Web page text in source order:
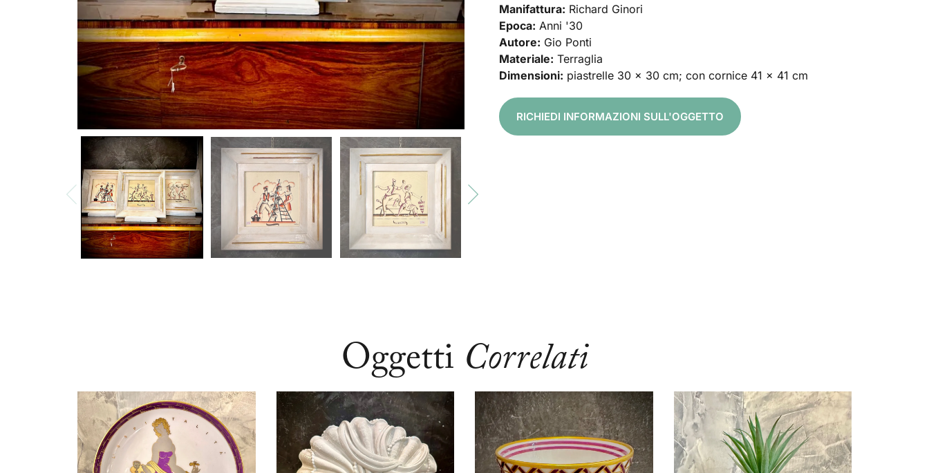
Manifattura: Richard Ginori
Epoca: Anni '30
Autore: Gio Ponti
Materiale: Terraglia
Dimensioni: piastrelle 30 x 30 cm; con cornice 41 x 41 cm
RICHIEDI INFORMAZIONI SULL'OGGETTO
Oggetti Correlati